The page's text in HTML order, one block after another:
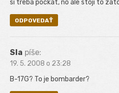
si treba pockat, no ale stoji to
ODPOVEDAŤ
Sla píše:
19. 5. 2008 o 23:28
B-17G? To je bombarder?